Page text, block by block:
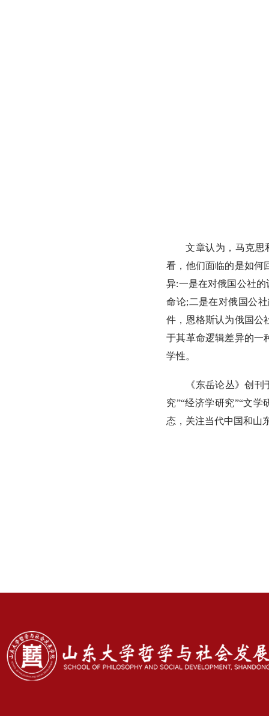
文章认为， 马克思
看，他们面临的是如何
异:一是在对俄国公社
命论;二是在对俄国公
件，恩格斯认为俄国公
于其革命逻辑差异的一
学性。
《东岳论丛》创
究”“经济学研究”“文
态，关注当代中国和山